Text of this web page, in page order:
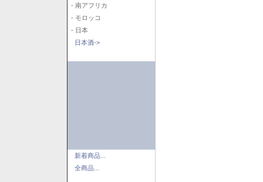
- 南アフリカ
- モロッコ
- 日本
日本酒->
新着商品...
全商品...